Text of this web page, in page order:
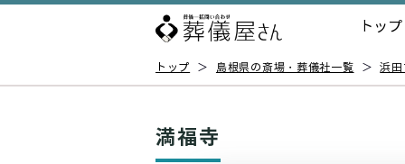
トップ
トップ ＞ 島根県の斎場・葬儀社一覧 ＞ 浜
満福寺